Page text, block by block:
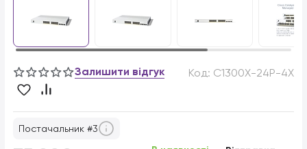
Залишити відгук Код: C1300X-24P-4X
Постачальник #3